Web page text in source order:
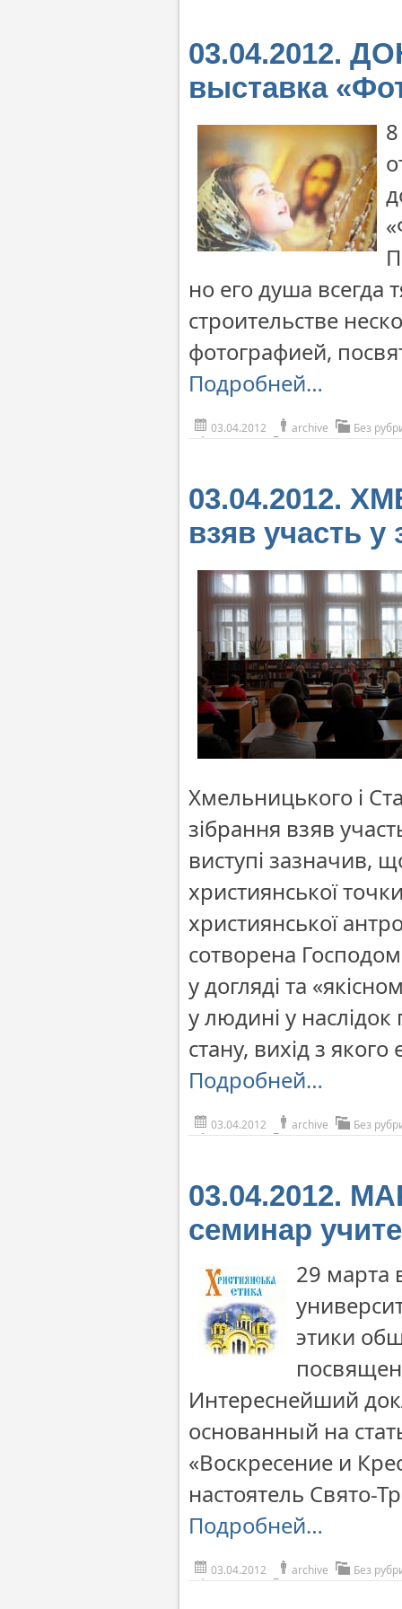
03.04.2012.
выставка
но его душа всегда
строительстве
фотографией,
Подробней…
03.04.2012 archive Без
03.04.2012.
взяв участь у
Хмельницького і
зібрання взяв
виступі зазначив,
християнської
християнської
сотворена Господом
у догляді та
у людині у наслідок
стану, вихід з
Подробней…
03.04.2012 archive Без
03.04.2012.
семинар
29 марта
этики
Интереснейший
основанный на
«Воскресение и
настоятель Свято-
Подробней…
03.04.2012 archive Без